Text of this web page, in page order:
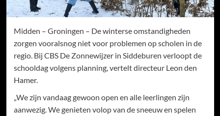
Midden – Groningen – De winterse omstandigheden
zorgen vooralsnog niet voor problemen op scholen in de
regio. Bij CBS De Zonnewijzer in Siddeburen verloopt de
schooldag volgens planning, vertelt directeur Leon den
Hamer.
„We zijn vandaag gewoon open en alle leerlingen zijn
aanwezig. We genieten volop van de sneeuw en spelen